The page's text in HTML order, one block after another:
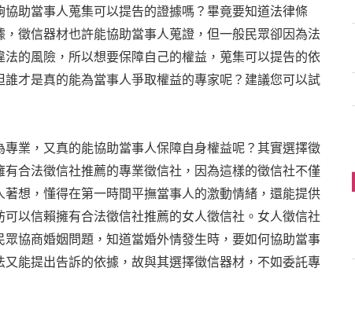
助當事人蒐集可以提告的證據嗎？畢竟要知道法律條
徵信器材也許能協助當事人蒐證，但一般民眾卻因為法
的風險，所以想要保障自己的權益，蒐集可以提告的依
才是真的能為當事人爭取權益的專家呢？建議您可以試
業，又真的能協助當事人保障自身權益呢？其實選擇徵
合法徵信社推薦的專業徵信社，因為這樣的徵信社不僅
想，懂得在第一時間平撫當事人的激動情緒，還能提供
以信賴擁有合法徵信社推薦的女人徵信社。女人徵信社
協商婚姻問題，知道當婚外情發生時，要如何協助當事
能提出告訴的依據，故與其選擇徵信器材，不如委託專